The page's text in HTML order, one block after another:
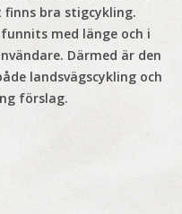
bra stigcykling.
med länge och i
Därmed är den
landsvägscykling och
förslag.